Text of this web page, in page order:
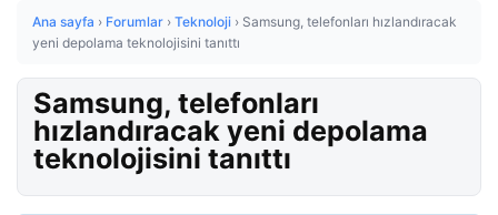
Ana sayfa › Forumlar › Teknoloji › Samsung, telefonları hızlandıracak
yeni depolama teknolojisini tanıttı
Samsung, telefonları
hızlandıracak yeni depolama
teknolojisini tanıttı